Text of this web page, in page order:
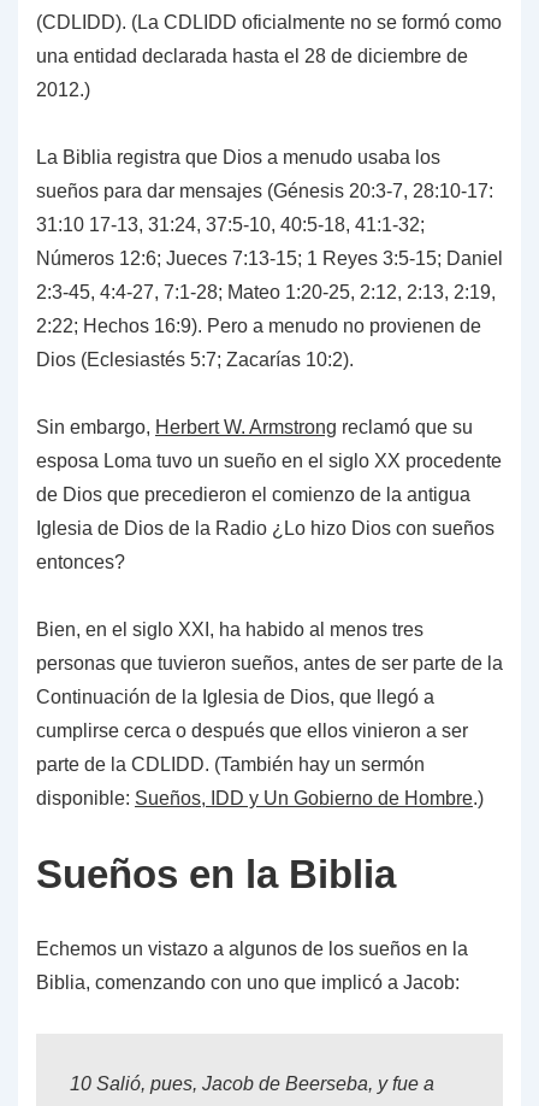
(CDLIDD). (La CDLIDD oficialmente no se formó como
una entidad declarada hasta el 28 de diciembre de
2012.)
La Biblia registra que Dios a menudo usaba los
sueños para dar mensajes (Génesis 20:3-7, 28:10-17:
31:10 17-13, 31:24, 37:5-10, 40:5-18, 41:1-32;
Números 12:6; Jueces 7:13-15; 1 Reyes 3:5-15; Daniel
2:3-45, 4:4-27, 7:1-28; Mateo 1:20-25, 2:12, 2:13, 2:19,
2:22; Hechos 16:9). Pero a menudo no provienen de
Dios (Eclesiastés 5:7; Zacarías 10:2).
Sin embargo, Herbert W. Armstrong reclamó que su
esposa Loma tuvo un sueño en el siglo XX procedente
de Dios que precedieron el comienzo de la antigua
Iglesia de Dios de la Radio ¿Lo hizo Dios con sueños
entonces?
Bien, en el siglo XXI, ha habido al menos tres
personas que tuvieron sueños, antes de ser parte de la
Continuación de la Iglesia de Dios, que llegó a
cumplirse cerca o después que ellos vinieron a ser
parte de la CDLIDD. (También hay un sermón
disponible: Sueños, IDD y Un Gobierno de Hombre.)
Sueños en la Biblia
Echemos un vistazo a algunos de los sueños en la
Biblia, comenzando con uno que implicó a Jacob:
10 Salió, pues, Jacob de Beerseba, y fue a